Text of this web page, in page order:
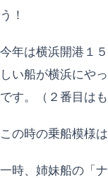
う！
今年は横浜開港１
しい船が横浜にや
です。（２番目は
この時の乗船模様は
一時、姉妹船の「